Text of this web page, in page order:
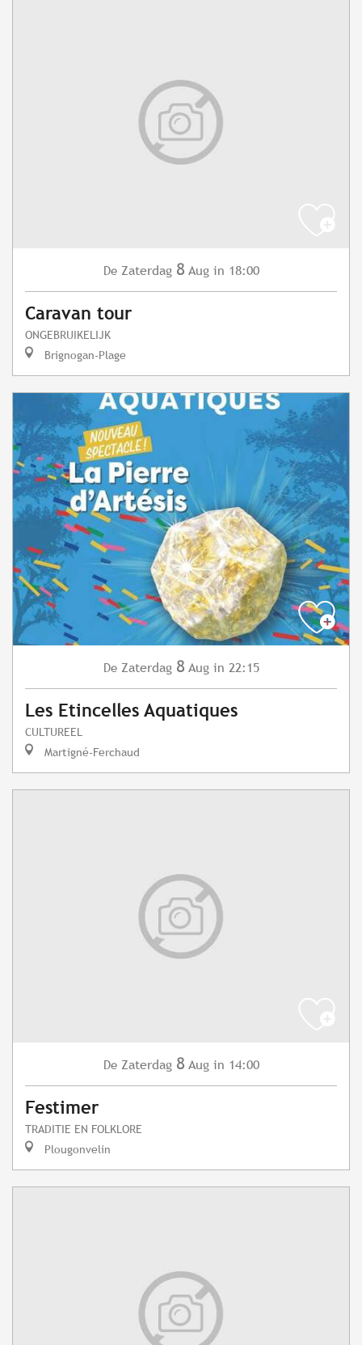
De Zaterdag 8 Aug in 18:00
Caravan tour
ONGEBRUIKELIJK
Brignogan-Plage
De Zaterdag 8 Aug in 22:15
Les Etincelles Aquatiques
CULTUREEL
Martigné-Ferchaud
De Zaterdag 8 Aug in 14:00
Festimer
TRADITIE EN FOLKLORE
Plougonvelin